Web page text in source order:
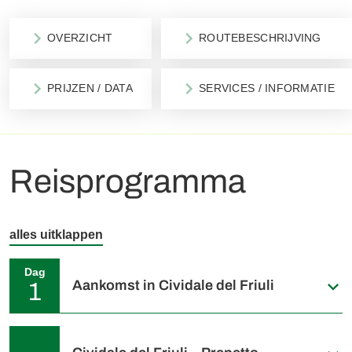
OVERZICHT ROUTEBESCHRIJVING
PRIJZEN / DATA SERVICES / INFORMATIE
Reisprogramma
alles uitklappen
Dag
1 Aankomst in Cividale del Friuli
Friuli! Geniet van een ontspannen wandeling door het